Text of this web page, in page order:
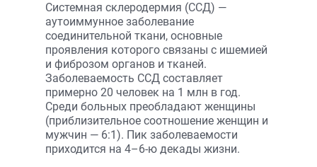
Системная склеродермия (ССД) —
аутоиммунное заболевание
соединительной ткани, основные
проявления которого связаны с ишемией
и фиброзом органов и тканей.
Заболеваемость ССД составляет
примерно 20 человек на 1 млн в год.
Среди больных преобладают женщины
(приблизительное соотношение женщин и
мужчин — 6:1). Пик заболеваемости
приходится на 4–6-ю декады жизни.